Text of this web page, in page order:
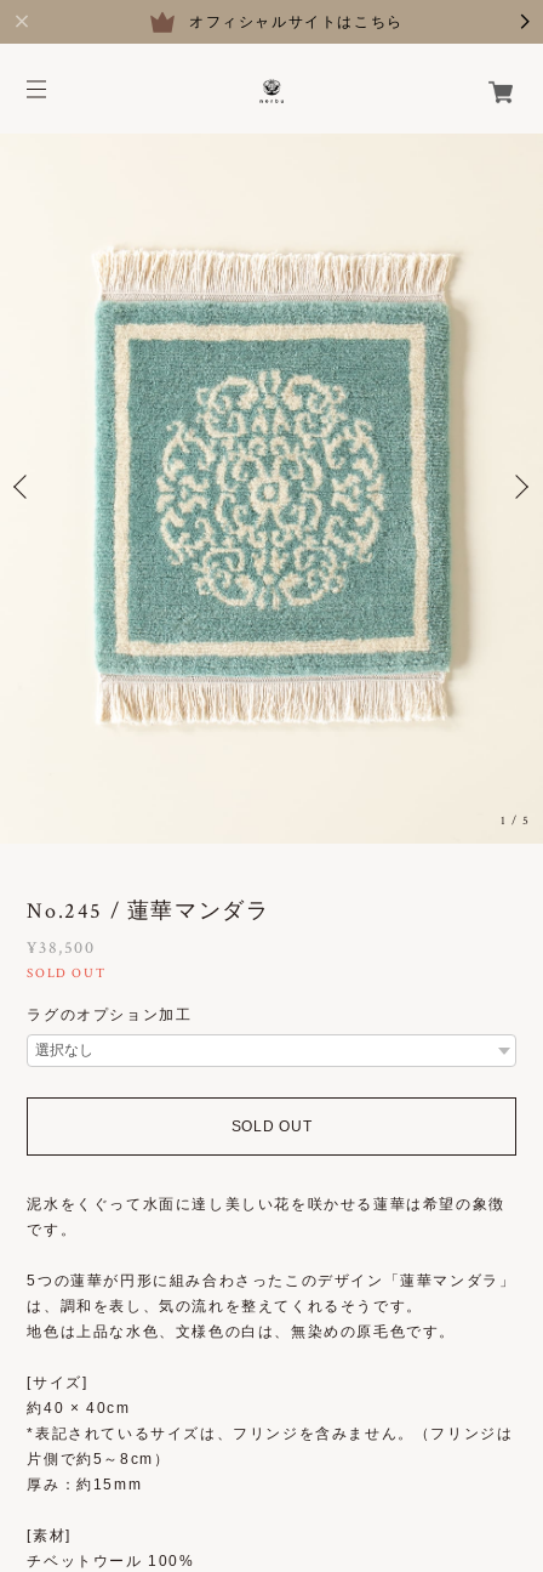
オフィシャルサイトはこちら
1 /5
No.245 / 蓮華マンダラ
¥38,500
SOLD OUT
ラグのオプション加工
SOLD OUT
泥水をくぐって水面に達し美しい花を咲かせる蓮華は希望の象徴
です。
5つの蓮華が円形に組み合わさったこのデザイン「蓮華マンダラ」
は、調和を表し、気の流れを整えてくれるそうです。
地色は上品な水色、文様色の白は、無染めの原毛色です。
[サイズ]
約40 × 40cm
*表記されているサイズは、フリンジを含みません。（フリンジは
片側で約5～8cm）
厚み：約15mm
[素材]
チベットウール 100%